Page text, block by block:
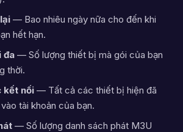
— Bao nhiêu ngày nữa cho đến khi
hết hạn.
đa — Số lượng thiết bị mà gói của bạn
thời.
kết nối — Tất cả các thiết bị hiện đã
tài khoản của bạn.
— Số lượng danh sách phát M3U